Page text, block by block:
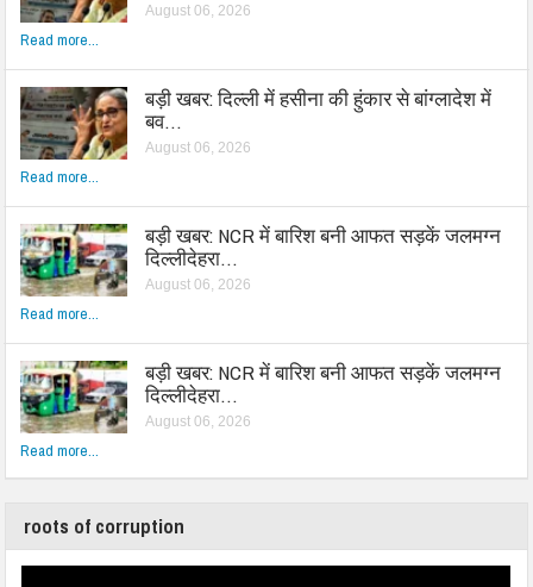
August 06, 2026
Read more...
बड़ी खबर: दिल्ली में हसीना की हुंकार से बांग्लादेश में
बव…
August 06, 2026
Read more...
बड़ी खबर: NCR में बारिश बनी आफत सड़कें जलमग्न
दिल्लीदेहरा…
August 06, 2026
Read more...
बड़ी खबर: NCR में बारिश बनी आफत सड़कें जलमग्न
दिल्लीदेहरा…
August 06, 2026
Read more...
roots of corruption